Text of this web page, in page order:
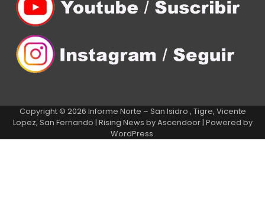
Copyright © 2026 Informe Norte – San Isidro , Tigre, Vicente
Lopez, San Fernando | Rising News byAscendoor| Powered by
WordPress.